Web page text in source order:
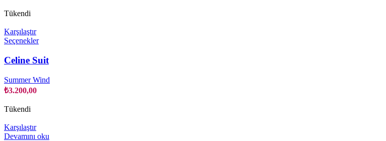
Tükendi
Karşılaştır
SeçeneklerBu
birden
fazla
varyasyonu
var.
Celine Suit
Summer Wind
₺3.200,00
Tükendi
Karşılaştır
Devamını oku